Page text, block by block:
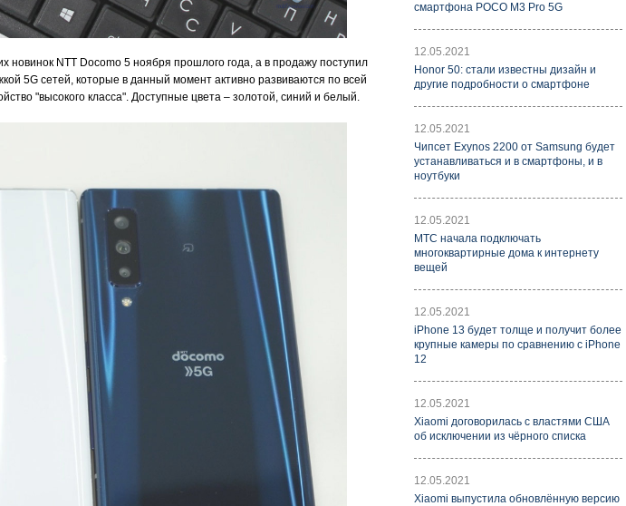
NTT Docomo 5 ноября прошлого года, а в продажу поступил
5G сетей, которые в данный момент активно развиваются по всей
"высокого класса". Доступные цвета – золотой, синий и белый.
смартфона POCO M3 Pro 5G
12.05.2021
Honor 50: стали известны дизайн и
другие подробности о смартфоне
12.05.2021
Чипсет Exynos 2200 от Samsung будет
устанавливаться и в смартфоны, и в
ноутбуки
12.05.2021
МТС начала подключать
многоквартирные дома к интернету
вещей
12.05.2021
iPhone 13 будет толще и получит более
крупные камеры по сравнению с iPhone
12
12.05.2021
Xiaomi договорилась с властями США
об исключении из чёрного списка
12.05.2021
Xiaomi выпустила обновлённую версию